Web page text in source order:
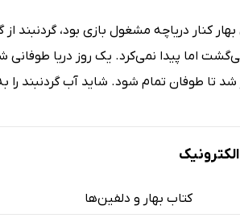
کنار دریاچه مشغول بازی بود، گردنبند
اما پیدا نمی‌کرد. یک روز دریا
شد تا طوفان تمام شود. شاید آب گردنبند را
کتاب بهار و دلفین‌ها